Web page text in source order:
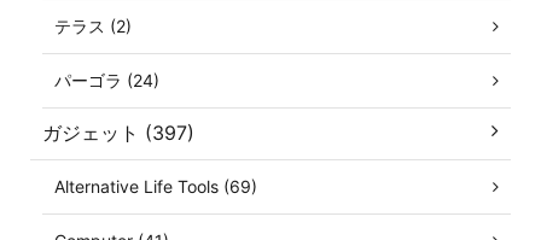
テラス (2)
パーゴラ (24)
ガジェット (397)
Alternative Life Tools (69)